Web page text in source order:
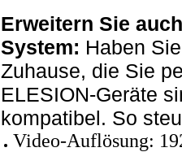
Erweitern Sie
System: Haben
Zuhause, die Sie
ELESION-Geräte
kompatibel. So
Video-Auflösung: